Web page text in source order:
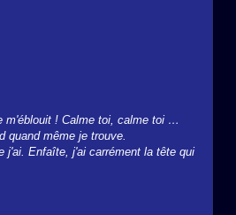
m'éblouit ! Calme toi, calme toi …
quand même je trouve.
j'ai. Enfaîte, j'ai carrément la tête qui